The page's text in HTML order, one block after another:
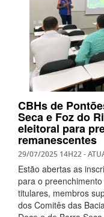
CBHs de
Seca e Foz do
eleitoral para
remanescentes
29/07/2025 14H22-
Estão abertas as
para o
titulares, membros
dos Comitês das